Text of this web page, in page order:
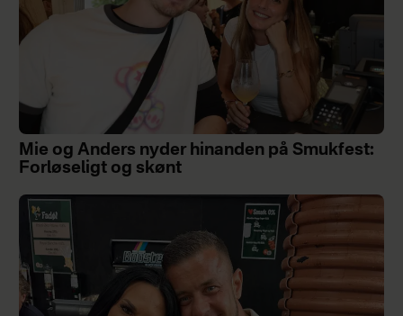
Mie og Anders nyder hinanden på Smukfest:
Forløseligt og skønt